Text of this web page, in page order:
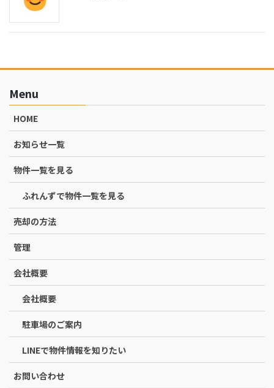
Menu
HOME
お知らせ一覧
物件一覧を見る
ふれんずで物件一覧を見る
売却の方法
管理
会社概要
会社概要
駐車場のご案内
LINEで物件情報を知りたい
お問い合わせ